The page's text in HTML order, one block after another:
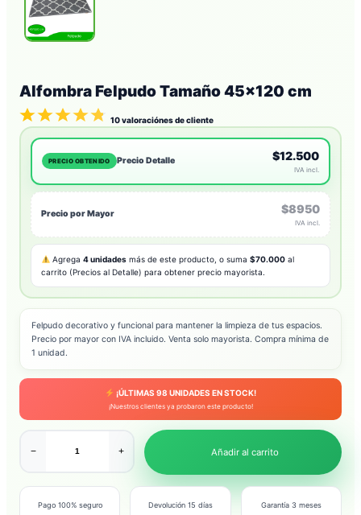
Alfombra Felpudo Tamaño 45×120 cm
10valoraciónes de cliente
PRECIO OBTENIDO Precio Detalle $12.500
IVA incl.
Precio por Mayor $8950
IVA incl.
Agrega4 unidades más de este producto, o suma$70.000 al
carrito (Precios al Detalle) para obtener precio mayorista.
Felpudo decorativo y funcional para mantener la limpieza de tus espacios.
Precio por mayor con IVA incluido. Venta solo mayorista. Compra mínima de
1 unidad.
¡ÚLTIMAS 98 UNIDADES EN STOCK!
¡Nuestros clientes ya probaron este producto!
− + Añadir al carrito
Pago 100% seguro Devolución 15 días Garantía 3 meses